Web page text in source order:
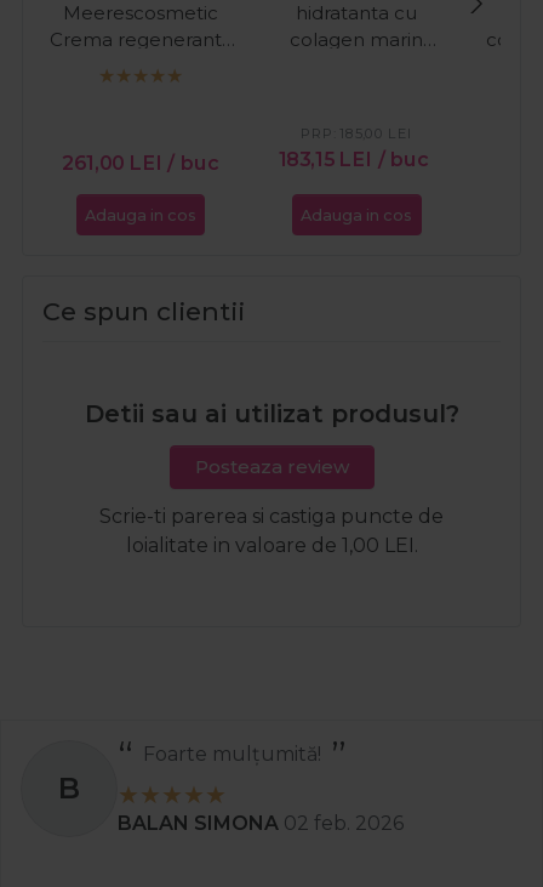
Meerescosmetic
Crema regeneranta
cu colagen pentru
261,00 LEI / buc
Adauga in cos
hidratanta cu
colagen marin
183,15 LEI / buc
PRP: 185,00 LEI
Adauga in cos
Ce spun clientii
Detii sau ai utilizat produsul?
Posteaza review
Scrie-ti parerea si castiga puncte de
loialitate in valoare de 1,00 LEI.
B
Foarte mulțumită!
BALAN SIMONA 02 feb. 2026